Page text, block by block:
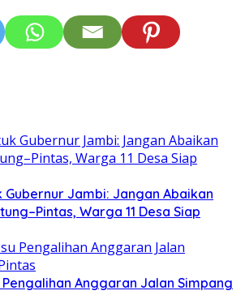
Gubernur Jambi: Jangan Abaikan
Warga 11 Desa Siap
Pengalihan Anggaran Jalan Simpang